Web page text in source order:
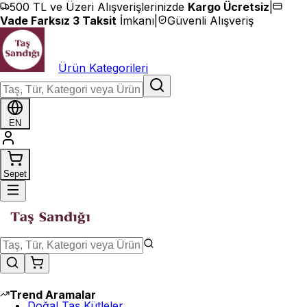
İçeriğe geç
500 TL ve Üzeri Alışverişlerinizde Kargo Ücretsiz
Vade Farksız 3 Taksit İmkanı Güvenli Alışveriş
Ürün Kategorileri
EN
Sepet
Trend Aramalar